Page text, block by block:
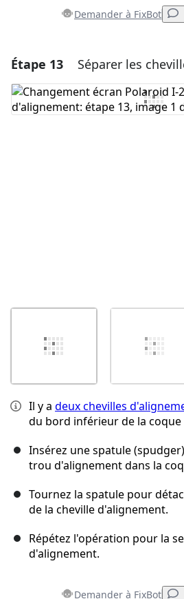
Demander à FixBot
Ajouter un
Ajouter un commentaire
Étape 13 Séparer les
Il y a deux chevilles
du bord inférieur de la
Insérez une spatule
trou d'alignement dans la
Tournez la spatule pour
de la cheville d'alignement.
Répétez l'opération pour la
d'alignement.
Demander à FixBot